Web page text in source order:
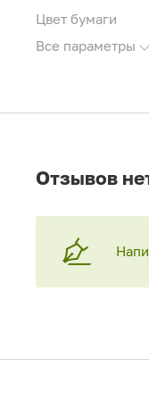
Цвет бумаги
Все параметры
Отзывов